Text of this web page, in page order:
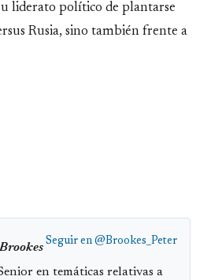
liderato político de plantarse
Rusia, sino también frente a
Seguir en @Brookes_Peter
en temáticas relativas a